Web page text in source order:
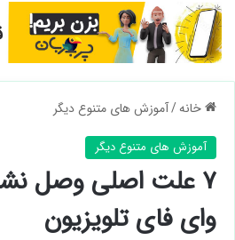
خانه/آموزش های متنوع دیگر
آموزش های متنوع دیگر
۷ علت اصلی وصل
وای فای تلویزیون